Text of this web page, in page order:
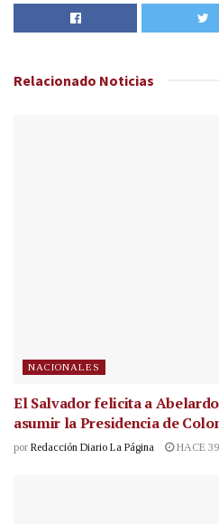
Relacionado Noticias
NACIONALES
El Salvador felicita a
asumir la Presidencia de
por Redacción Diario La Página HACE